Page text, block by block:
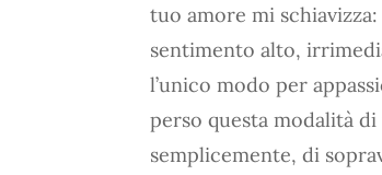
tuo amore mi
sentimento alto,
l’unico modo per
perso questa modalità di
semplicemente, di